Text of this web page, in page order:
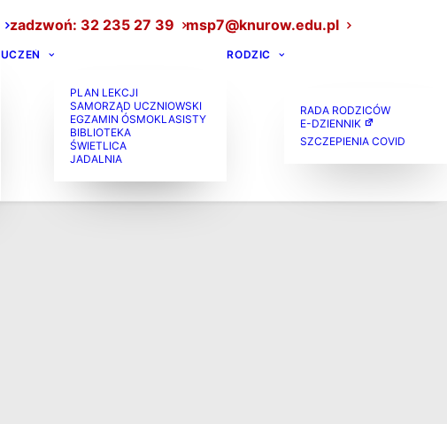
zadzwoń: 32 235 27 39 msp7@knurow.edu.pl
UCZEŃ
PLAN LEKCJI
SAMORZĄD UCZNIOWSKI
EGZAMIN ÓSMOKLASISTY
BIBLIOTEKA
ŚWIETLICA
JADALNIA
RODZIC
RADA RODZICÓW
E-DZIENNIK
SZCZEPIENIA COVID